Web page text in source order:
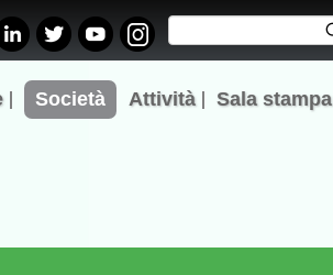
Form di
ricerca
Società Attività Sala stampa